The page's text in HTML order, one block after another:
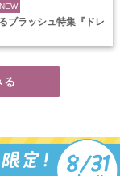
NEW
ブラッシュ特集『ドレ